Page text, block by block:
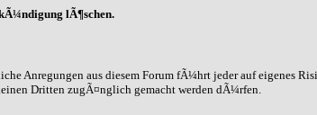
lÃ¶schen.
Anregungen aus diesem Forum fÃ¼hrt jeder auf eigenes
Dritten zugÃ¤nglich gemacht werden dÃ¼rfen.